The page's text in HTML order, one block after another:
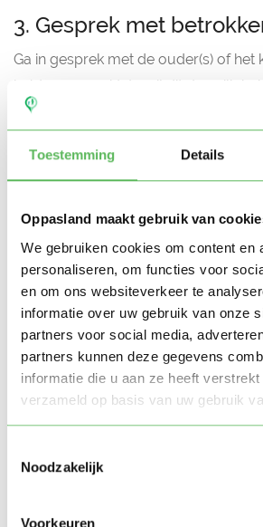
Toestemming Details
Oppasland maakt gebruik van
We gebruiken cookies om content en
personaliseren, om functies voor
en om ons websiteverkeer te
informatie over uw gebruik van onze
partners voor social media,
partners kunnen deze gegevens
informatie die u aan ze heeft
verzameld op basis van uw gebruik
Noodzakelijk
Voorkeuren
3. Gesprek met
Ga in gesprek met de ouder(s) of het
hebt opgemerkt, tenzij dit de
4. Weeg de ernst van de
Bepaal hoe ernstig het risico is. Dit
5. Beslis: zelf hulp
Zelf hulp verlenen:als je
duurzame veiligheid kunt
Melden bij Veilig Thuis: als de
buiten jouw expertise valt
Wanneer moet de
worden gebruikt
De meldcode is verplicht bij